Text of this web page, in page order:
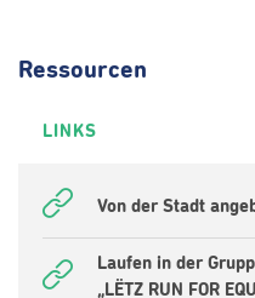
Ressourcen
LINKS
Von der Stadt
Laufen in der
„LËTZ RUN FOR